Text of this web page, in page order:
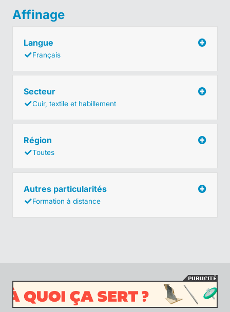
Affinage
Langue
Français
Secteur
Cuir, textile et habillement
Région
Toutes
Autres particularités
Formation à distance